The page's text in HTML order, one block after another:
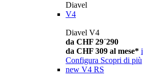
Diavel
V4
Diavel V4
da CHF 29´290
da CHF 309 al mese* i
Configura Scopri di più
new V4 RS